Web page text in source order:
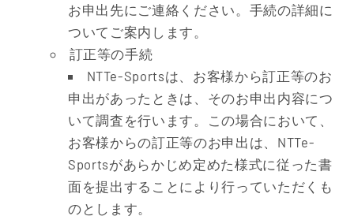
お申出先にご連絡ください。手続の詳細に
ついてご案内します。
訂正等の手続
NTTe-Sportsは、お客様から訂正等のお
申出があったときは、そのお申出内容につ
いて調査を行います。この場合において、
お客様からの訂正等のお申出は、NTTe-
Sportsがあらかじめ定めた様式に従った書
面を提出することにより行っていただくも
のとします。